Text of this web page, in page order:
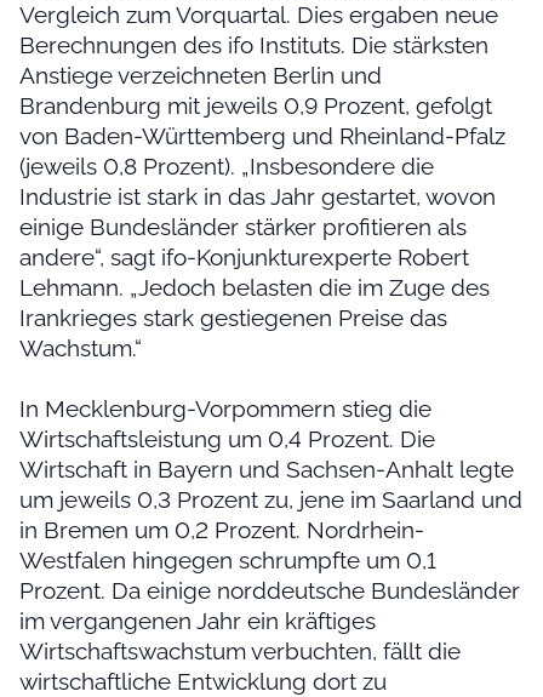
Vergleich zum Vorquartal. Dies ergaben neue
Berechnungen des ifo Instituts. Die stärksten
Anstiege verzeichneten Berlin und
Brandenburg mit jeweils 0,9 Prozent, gefolgt
von Baden-Württemberg und Rheinland-Pfalz
(jeweils 0,8 Prozent). „Insbesondere die
Industrie ist stark in das Jahr gestartet, wovon
einige Bundesländer stärker profitieren als
andere“, sagt ifo-Konjunkturexperte Robert
Lehmann. „Jedoch belasten die im Zuge des
Irankrieges stark gestiegenen Preise das
Wachstum.“
In Mecklenburg-Vorpommern stieg die
Wirtschaftsleistung um 0,4 Prozent. Die
Wirtschaft in Bayern und Sachsen-Anhalt legte
um jeweils 0,3 Prozent zu, jene im Saarland und
in Bremen um 0,2 Prozent. Nordrhein-
Westfalen hingegen schrumpfte um 0,1
Prozent. Da einige norddeutsche Bundesländer
im vergangenen Jahr ein kräftiges
Wirtschaftswachstum verbuchten, fällt die
wirtschaftliche Entwicklung dort zu